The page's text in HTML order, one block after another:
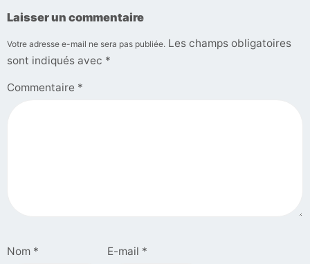
Laisser un commentaire
Votre adresse e-mail ne sera pas publiée. Les champs obligatoires
sont indiqués avec *
Commentaire *
Nom * E-mail *